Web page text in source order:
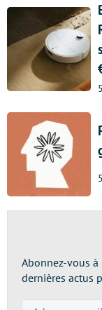
Abonnez-vous
dernières actus